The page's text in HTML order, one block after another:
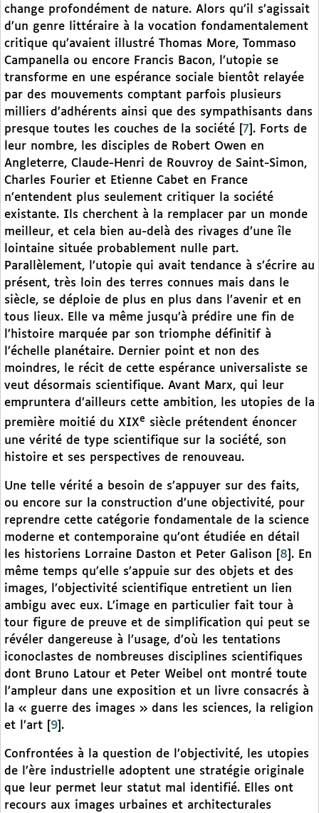
change profondément de nature. Alors qu’il s’agissait
d’un genre littéraire à la vocation fondamentalement
critique qu’avaient illustré Thomas More, Tommaso
Campanella ou encore Francis Bacon, l’utopie se
transforme en une espérance sociale bientôt relayée
par des mouvements comptant parfois plusieurs
milliers d’adhérents ainsi que des sympathisants dans
presque toutes les couches de la société
7 . Forts de
leur nombre, les disciples de Robert Owen en
Angleterre, Claude-Henri de Rouvroy de Saint-Simon,
Charles Fourier et Etienne Cabet en France
n’entendent plus seulement critiquer la société
existante. Ils cherchent à la remplacer par un monde
meilleur, et cela bien au-delà des rivages d’une île
lointaine située probablement nulle part.
Parallèlement, l’utopie qui avait tendance à s’écrire au
présent, très loin des terres connues mais dans le
siècle, se déploie de plus en plus dans l’avenir et en
tous lieux. Elle va même jusqu’à prédire une fin de
l’histoire marquée par son triomphe définitif à
l’échelle planétaire. Dernier point et non des
moindres, le récit de cette espérance universaliste se
veut désormais scientifique. Avant Marx, qui leur
empruntera d’ailleurs cette ambition, les utopies de la
première moitié du XIXe siècle prétendent énoncer
une vérité de type scientifique sur la société, son
histoire et ses perspectives de renouveau.
Une telle vérité a besoin de s’appuyer sur des faits,
ou encore sur la construction d’une objectivité, pour
reprendre cette catégorie fondamentale de la science
moderne et contemporaine qu’ont étudiée en détail
les historiens Lorraine Daston et Peter Galison
8 . En
même temps qu’elle s’appuie sur des objets et des
images, l’objectivité scientifique entretient un lien
ambigu avec eux. L’image en particulier fait tour à
tour figure de preuve et de simplification qui peut se
révéler dangereuse à l’usage, d’où les tentations
iconoclastes de nombreuses disciplines scientifiques
dont Bruno Latour et Peter Weibel ont montré toute
l’ampleur dans une exposition et un livre consacrés à
la « guerre des images » dans les sciences, la religion
et l’art
9 .
Confrontées à la question de l’objectivité, les utopies
de l’ère industrielle adoptent une stratégie originale
que leur permet leur statut mal identifié. Elles ont
recours aux images urbaines et architecturales